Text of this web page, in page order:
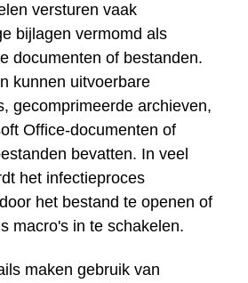
versturen vaak
bijlagen vermomd als
documenten of bestanden.
kunnen uitvoerbare
gecomprimeerde archieven,
Office-documenten of
bevatten. In veel
het infectieproces
het bestand te openen of
macro's in te schakelen.
maken gebruik van